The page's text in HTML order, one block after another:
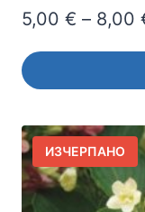
5,00 € – 8,00
product
has
multiple
variants.
ИЗЧЕРПАНО